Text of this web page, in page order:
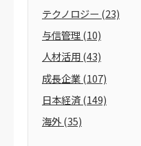
テクノロジー (23)
与信管理(10)
人材活用(43)
成長企業(107)
日本経済(149)
海外(35)